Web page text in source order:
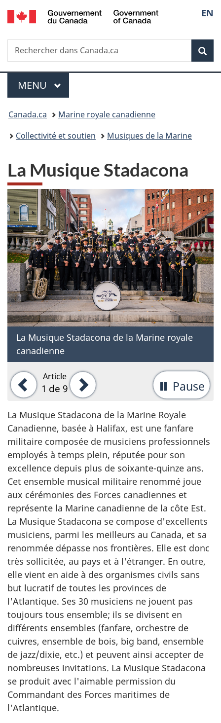
Passer
au
principal
Passer
à
Au
du
Passer
à
version
simplifiée
de
la
EN
Recherche
Rechercher
dans
Menu
MENU PRINCIPAL
Vous
êtes
Canada.ca
Marine royale canadienne
Collectivité et soutien
Musiques de la Marine
La Musique Stadacona
Précédent
Article
1 de 9
Suivant
Pause
La Musique Stadacona de la Marine royale
canadienne
La Musique Stadacona de la Marine Royale
Canadienne, basée à Halifax, est une fanfare
militaire composée de musiciens professionnels
employés à temps plein, réputée pour son
excellence depuis plus de soixante-quinze ans.
Cet ensemble musical militaire renommé joue
aux cérémonies des Forces canadiennes et
représente la Marine canadienne de la côte Est.
La Musique Stadacona se compose d'excellents
musiciens, parmi les meilleurs au Canada, et sa
renommée dépasse nos frontières. Elle est donc
très sollicitée, au pays et à l'étranger. En outre,
elle vient en aide à des organismes civils sans
but lucratif de toutes les provinces de
l'Atlantique. Ses 30 musiciens ne jouent pas
toujours tous ensemble; ils se divisent en
différents ensembles (fanfare, orchestre de
cuivres, ensemble de bois, big band, ensemble
de jazz/dixie, etc.) et peuvent ainsi accepter de
nombreuses invitations. La Musique Stadacona
se produit avec l'aimable permission du
Commandant des Forces maritimes de
l'Atlantique.